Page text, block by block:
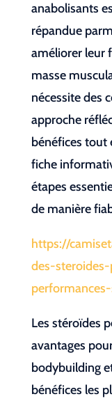
anabolisants
répandue
améliorer leur
masse
nécessite des
approche
bénéfices tout
fiche
étapes
de manière
https://
des-
Les stéroïdes
avantages
bodybuilding
bénéfices les